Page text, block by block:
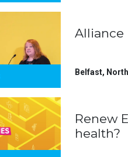
Alliance
Belfast,
Renew
health?